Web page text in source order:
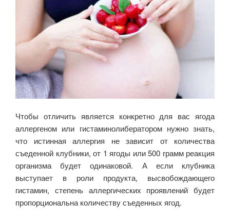
Чтобы отличить является конкретно для вас ягода
аллергеном или гистаминолибератором нужно знать,
что истинная аллергия не зависит от количества
съеденной клубники, от 1 ягоды или 500 грамм реакция
организма будет одинаковой. А если клубника
выступает в роли продукта, высвобождающего
гистамин, степень аллергических проявлений будет
пропорциональна количеству съеденных ягод.